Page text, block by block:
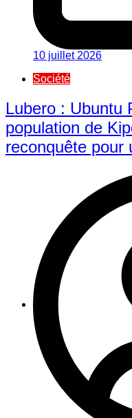
10 juillet 2026
Société
Lubero : Ubuntu
population de
reconquête pour